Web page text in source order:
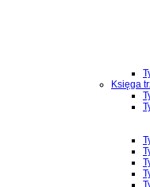
Księga